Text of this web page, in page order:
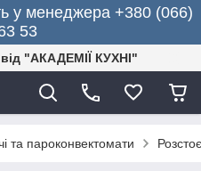
у менеджера +380 (066)
53
"АКАДЕМІЇ КУХНІ"
та пароконвектомати